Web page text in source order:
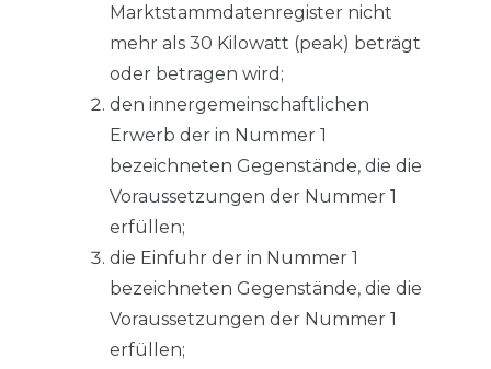
Marktstammdatenregister nicht
mehr als 30 Kilowatt (peak) beträgt
oder betragen wird;
den innergemeinschaftlichen
Erwerb der in Nummer 1
bezeichneten Gegenstände, die die
Voraussetzungen der Nummer 1
erfüllen;
die Einfuhr der in Nummer 1
bezeichneten Gegenstände, die die
Voraussetzungen der Nummer 1
erfüllen;